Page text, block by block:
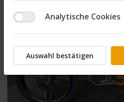
Analytische Cookies
Auswahl bestätigen